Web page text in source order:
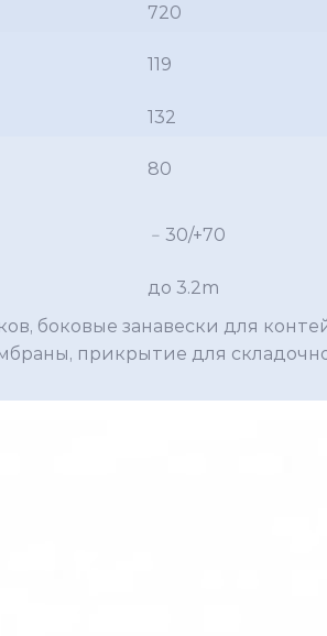
720
119
132
80
﹣30/+70
до 3.2m
боковые занавески для
прикрытие для